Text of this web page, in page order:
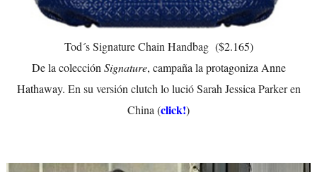
Tod´s Signature Chain Handbag($2.165)
De la colección Signature, campaña la protagoniza Anne
Hathaway. En su versión clutch lo lució Sarah Jessica Parker en
China (click!)